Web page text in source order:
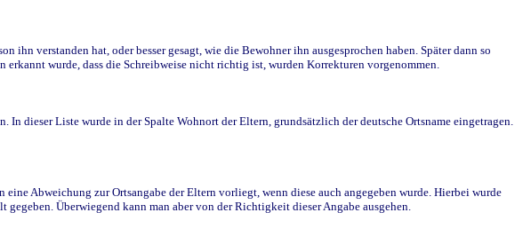
verstanden hat, oder besser gesagt, wie die Bewohner ihn ausgesprochen haben. Später dann so
wurde, dass die Schreibweise nicht richtig ist, wurden Korrekturen vorgenommen.
dieser Liste wurde in der Spalte Wohnort der Eltern, grundsätzlich der deutsche Ortsname eingetragen.
Abweichung zur Ortsangabe der Eltern vorliegt, wenn diese auch angegeben wurde. Hierbei wurde
Überwiegend kann man aber von der Richtigkeit dieser Angabe ausgehen.